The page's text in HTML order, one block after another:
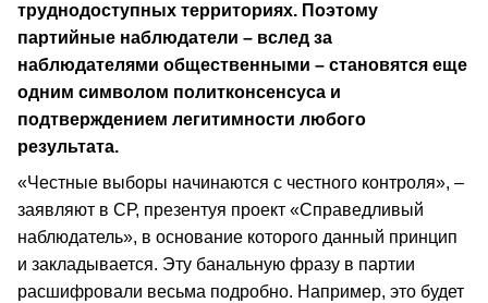
труднодоступных территориях. Поэтому
партийные наблюдатели – вслед за
наблюдателями общественными – становятся еще
одним символом политконсенсуса и
подтверждением легитимности любого
результата.
«Честные выборы начинаются с честного контроля», –
заявляют в СР, презентуя проект «Справедливый
наблюдатель», в основание которого данный принцип
и закладывается. Эту банальную фразу в партии
расшифровали весьма подробно. Например, это будет